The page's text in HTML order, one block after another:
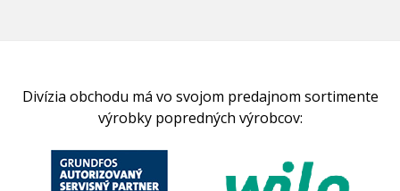
Divízia obchodu má vo svojom predajnom sortimente
výrobky popredných výrobcov: